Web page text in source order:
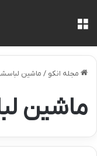
مجله انکو / ماشین
ماشین